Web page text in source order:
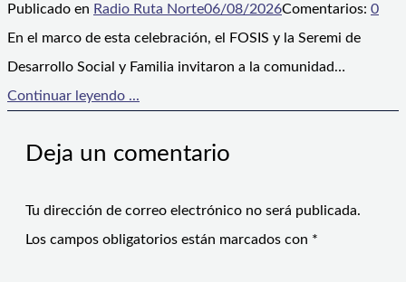
Publicado en Radio Ruta Norte06/08/2026Comentarios: 0
En el marco de esta celebración, el FOSIS y la Seremi de
Desarrollo Social y Familia invitaron a la comunidad…
Continuar leyendo ...
Deja un comentario
Tu dirección de correo electrónico no será publicada.
Los campos obligatorios están marcados con *